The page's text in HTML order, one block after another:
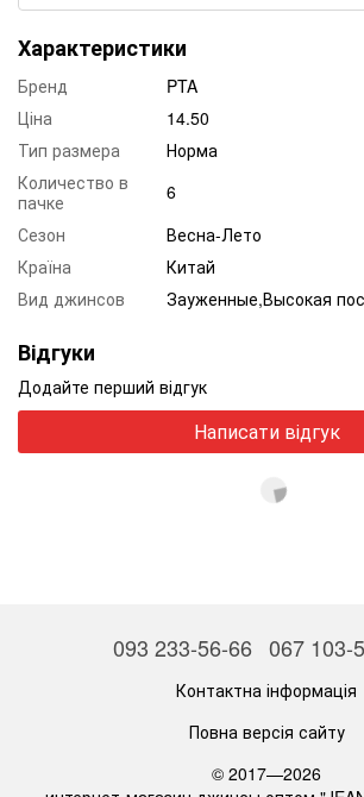
Характеристики
Бренд
PTA
Ціна
14.50
Тип размера
Норма
Количество в
пачке
6
Сезон
Весна-Лето
Країна
Китай
Вид джинсов
Зауженные,Высокая
Відгуки
Додайте перший відгук
Написати відгук
093 233-56-66 067 103-
Контактна інформація
Повна версія сайту
© 2017—2026